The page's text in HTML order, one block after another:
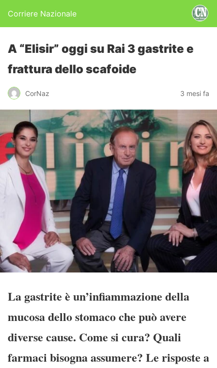
Corriere Nazionale
A “Elisir” oggi su Rai 3 gastrite e
frattura dello scafoide
CorNaz 3 mesi fa
La gastrite è un’infiammazione della
mucosa dello stomaco che può avere
diverse cause. Come si cura? Quali
farmaci bisogna assumere? Le risposte a